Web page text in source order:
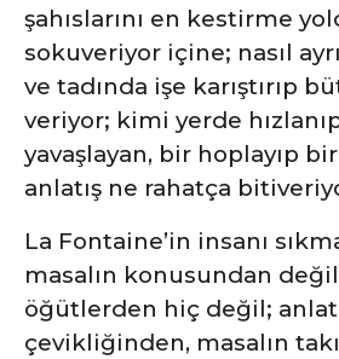
şahıslarını en kestirme
sokuveriyor içine; nasıl
ve tadında işe karıştırıp
veriyor; kimi yerde
yavaşlayan, bir hoplayıp
anlatış ne rahatça
La Fontaine’in insanı
masalın konusundan
öğütlerden hiç değil;
çevikliğinden, masalın